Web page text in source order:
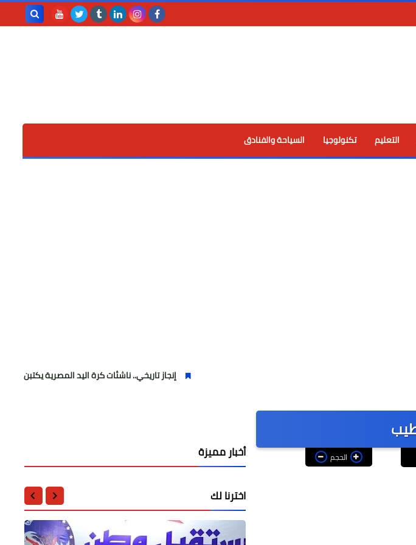
التعليم تكنولوجيا السياحة والفنادق
إنجاز تاريخي.. ناشئات كرة اليد المصرية يكتبن التاريخ ويرتقين
الحجم أخبار مميزة
اخترنا لك